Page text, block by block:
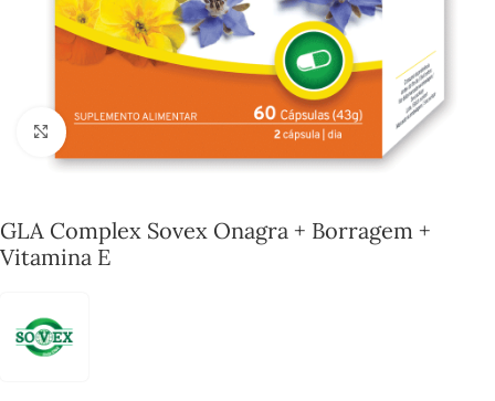
Click to enlarge
GLA Complex Sovex Onagra + Borragem +
Vitamina E